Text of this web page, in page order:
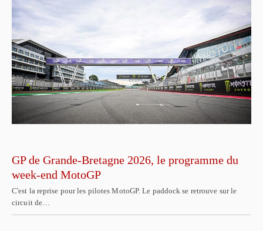
GP de Grande-Bretagne 2026, le programme du
week-end MotoGP
C'est la reprise pour les pilotes MotoGP. Le paddock se retrouve sur le
circuit de…